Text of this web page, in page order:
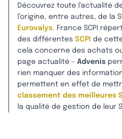
Découvrez toute l’actualité
l’origine, entre autres, de la
Eurovalys. France SCPI
des différentes SCPI de
cela concerne des achats
page actualité – Advenis
rien manquer des
permettent en effet de
classement des meilleures
la qualité de gestion de leur